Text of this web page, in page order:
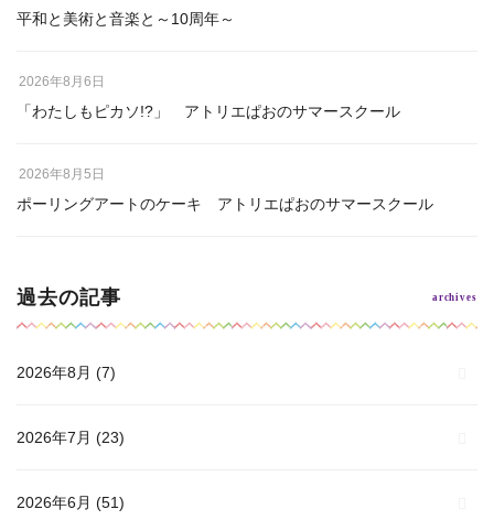
平和と美術と音楽と～10周年～
「わたしもピカソ!?」 アトリエぱおのサマースクール
2026年8月6日
ポーリングアートのケーキ アトリエぱおのサマースクール
2026年8月5日
過去の記事
2026年8月 (7)
2026年7月 (23)
2026年6月 (51)